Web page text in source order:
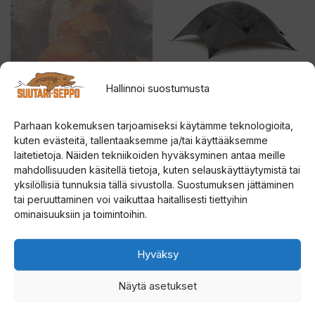
Hallinnoi suostumusta
Parhaan kokemuksen tarjoamiseksi käytämme teknologioita,
kuten evästeitä, tallentaaksemme ja/tai käyttääksemme
laitetietoja. Näiden tekniikoiden hyväksyminen antaa meille
mahdollisuuden käsitellä tietoja, kuten selauskäyttäytymistä tai
yksilöllisiä tunnuksia tällä sivustolla. Suostumuksen jättäminen
tai peruuttaminen voi vaikuttaa haitallisesti tiettyihin
ominaisuuksiin ja toimintoihin.
Hyväksy
Näytä asetukset
ORANSSI KOSTAJA
KOPPIAINEN
5.00
5:stä
14,00€
Valitse vaihtoehdoista
Voit
tehdä
valinnat
tuotteen
sivulla.
Väinö Bunker XXL
Sadesuoja
0
5
:
s
t
139,00€
Lisää ostoskoriin
Tällä
on
Tällä
tuotteella
on
useampi